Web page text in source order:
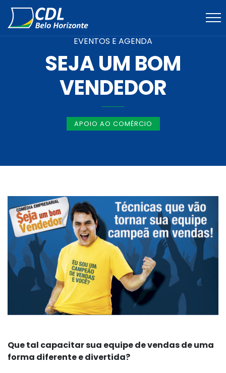
EVENTOS E AGENDA
SEJA UM BOM
VENDEDOR
APOIO AO COMÉRCIO
Que tal capacitar sua equipe de vendas de uma
forma diferente e divertida?